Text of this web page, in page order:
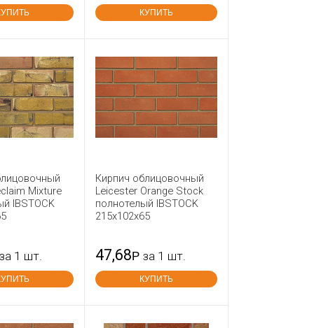
КУПИТЬ
Mixture
IBSTOCK
за 1 шт.
Кирпич облицовочный
Leicester Orange Stock
полнотелый IBSTOCK
215x102x65
47,68Р за 1 шт.
КУПИТЬ